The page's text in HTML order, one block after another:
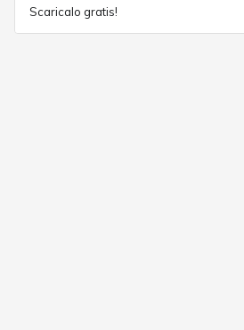
Scaricalo gratis!